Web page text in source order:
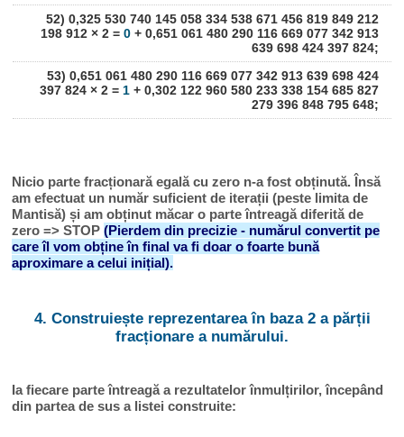
52) 0,325 530 740 145 058 334 538 671 456 819 849 212
198 912 × 2 = 0+ 0,651 061 480 290 116 669 077 342 913
639 698 424 397 824;
53) 0,651 061 480 290 116 669 077 342 913 639 698 424
397 824 × 2 = 1+ 0,302 122 960 580 233 338 154 685 827
279 396 848 795 648;
Nicio parte fracționară egală cu zero n-a fost obținută. Însă
am efectuat un număr suficient de iterații (peste limita de
Mantisă) și am obținut măcar o parte întreagă diferită de
zero => STOP(Pierdem din precizie - numărul convertit pe
care îl vom obține în final va fi doar o foarte bună
aproximare a celui inițial).
4. Construiește reprezentarea în baza 2 a părții
fracționare a numărului.
Ia fiecare parte întreagă a rezultatelor înmulțirilor, începând
din partea de sus a listei construite: